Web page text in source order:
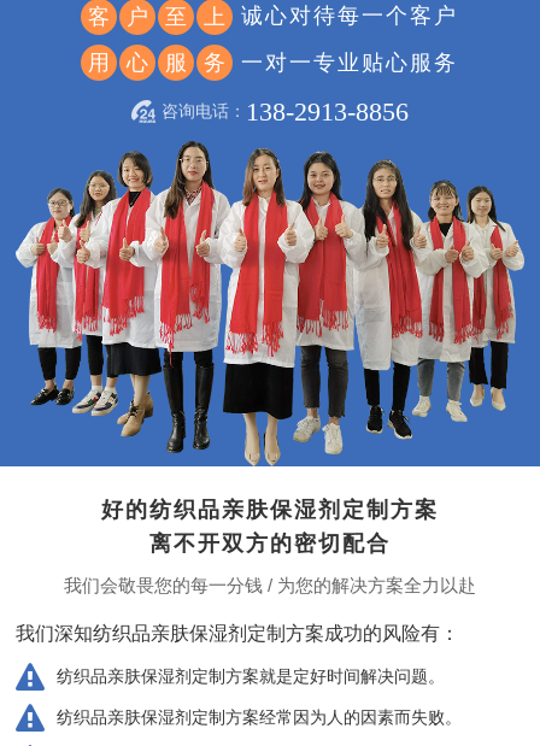
客 户 至 上
诚心对待每一个客户
用
心 服 务 一对一专业贴心服务
咨询电话： 138-2913-8856
好的纺织品亲肤保湿剂定制方案
离不开双方的密切配合
我们会敬畏您的每一分钱 / 为您的解决方案全力以赴
我们深知纺织品亲肤保湿剂定制方案成功的风险有：
纺织品亲肤保湿剂定制方案就是定好时间解决问题。
纺织品亲肤保湿剂定制方案经常因为人的因素而失败。